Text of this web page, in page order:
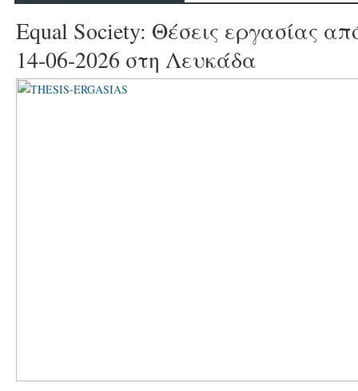
Equal Society: Θέσεις εργασίας
14-06-2026 στη Λευκάδα